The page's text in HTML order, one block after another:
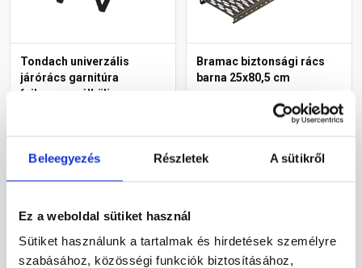
Beleegyezés Részletek A sütikről
Ez a weboldal sütiket használ
Sütiket használunk a tartalmak és hirdetések személyre
szabásához, közösségi funkciók biztosításához,
Tondach univerzális
járórács garnitúra
fejhorony nélküli
29 095 Ft/ db
Megnézem
Bramac biztonsági rács
barna 25x80,5 cm
Rendelésre
29 125 Ft / db